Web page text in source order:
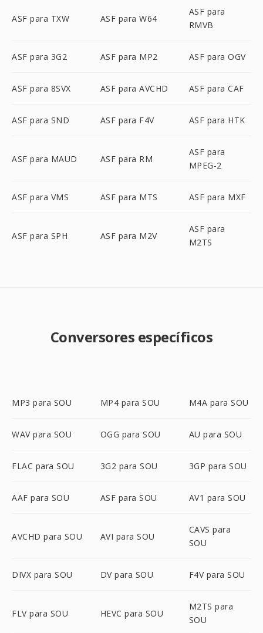
ASF para TXW ASF para W64
ASF para
RMVB
ASF para 3G2 ASF para MP2 ASF para OGV
ASF para 8SVX ASF para AVCHD ASF para CAF
ASF para SND ASF para F4V ASF para HTK
ASF para MAUD ASF para RM
ASF para
MPEG-2
ASF para VMS ASF para MTS ASF para MXF
ASF para SPH ASF para M2V
ASF para
M2TS
Conversores específicos
MP3 para SOU MP4 para SOU M4A para SOU
WAV para SOU OGG para SOU AU para SOU
FLAC para SOU 3G2 para SOU 3GP para SOU
AAF para SOU ASF para SOU AV1 para SOU
AVCHD para SOU AVI para SOU
CAVS para
SOU
DIVX para SOU DV para SOU F4V para SOU
FLV para SOU HEVC para SOU
M2TS para
SOU